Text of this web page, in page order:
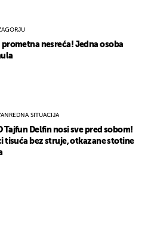
prometna nesreća! Jedna osoba
SITUACIJA
Tajfun Delfin nosi sve pred sobom!
tisuća bez struje, otkazane stotine